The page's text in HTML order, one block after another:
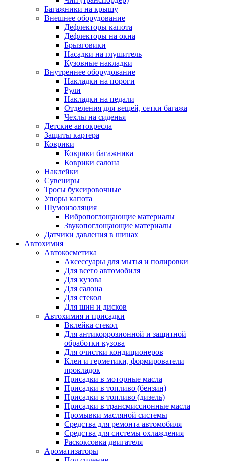
Багажники на крышу
Внешнее оборудование
Дефлекторы капота
Дефлекторы на окна
Брызговики
Насадки на глушитель
Кузовные накладки
Внутреннее оборудование
Накладки на пороги
Рули
Накладки на педали
Отделения для вещей, сетки багажа
Чехлы на сиденья
Детские автокресла
Защиты картера
Коврики
Коврики багажника
Коврики салона
Наклейки
Сувениры
Тросы буксировочные
Упоры капота
Шумоизоляция
Вибропоглощающие материалы
Звукопоглощающие материалы
Датчики давления в шинах
Автохимия
Автокосметика
Аксессуары для мытья и полировки
Для всего автомобиля
Для кузова
Для салона
Для стекол
Для шин и дисков
Автохимия и присадки
Вклейка стекол
Для антикоррозионной и защитной
обработки кузова
Для очистки кондиционеров
Клеи и герметики, формирователи
прокладок
Присадки в моторные масла
Присадки в топливо (бензин)
Присадки в топливо (дизель)
Присадки в трансмиссионные масла
Промывки масляной системы
Средства для ремонта автомобиля
Средства для системы охлаждения
Раскоксовка двигателя
Ароматизаторы